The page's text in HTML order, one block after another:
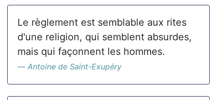
Le règlement est semblable aux rites
d'une religion, qui semblent absurdes,
mais qui façonnent les hommes.
Antoine de Saint-Exupéry